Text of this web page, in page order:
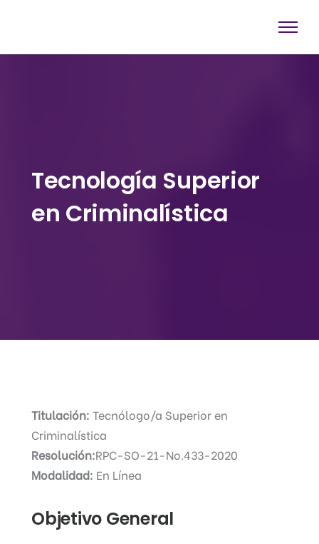
Tecnología Superior
en Criminalística
Titulación: Tecnólogo/a Superior en
Criminalística
Resolución:RPC-SO-21-No.433-2020
Modalidad: En Línea
Objetivo General